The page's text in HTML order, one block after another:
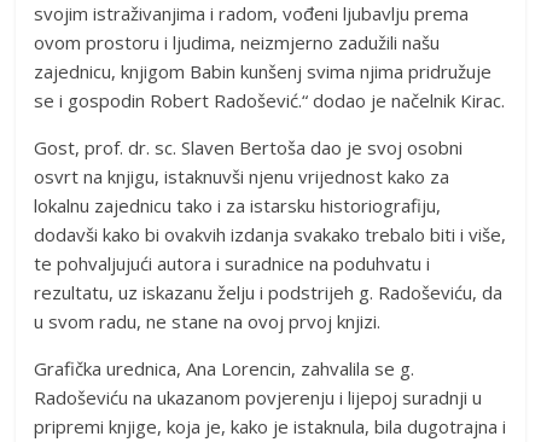
svojim istraživanjima i radom, vođeni ljubavlju prema
ovom prostoru i ljudima, neizmjerno zadužili našu
zajednicu, knjigom Babin kunšenj svima njima pridružuje
se i gospodin Robert Radošević.“ dodao je načelnik Kirac.
Gost, prof. dr. sc. Slaven Bertoša dao je svoj osobni
osvrt na knjigu, istaknuvši njenu vrijednost kako za
lokalnu zajednicu tako i za istarsku historiografiju,
dodavši kako bi ovakvih izdanja svakako trebalo biti i više,
te pohvaljujući autora i suradnice na poduhvatu i
rezultatu, uz iskazanu želju i podstrijeh g. Radoševiću, da
u svom radu, ne stane na ovoj prvoj knjizi.
Grafička urednica, Ana Lorencin, zahvalila se g.
Radoševiću na ukazanom povjerenju i lijepoj suradnji u
pripremi knjige, koja je, kako je istaknula, bila dugotrajna i